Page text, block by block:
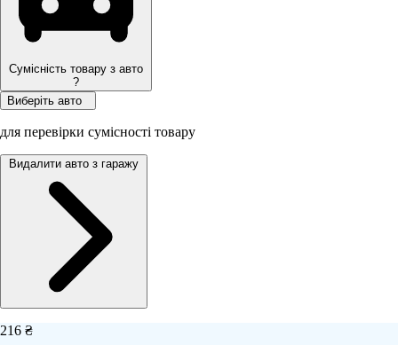
Сумісність товару з авто
?
Виберіть авто
для перевірки сумісності товару
Видалити авто з гаражу
216 ₴